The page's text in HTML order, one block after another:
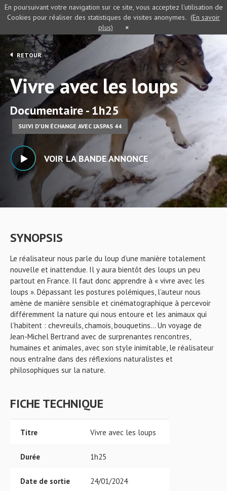
RETOUR
Vivre avec les loups
Documentaire - 1h25
SUIVI D'UN ÉCHANGE AVEC L'ASPAS 44
VOIR LA BANDE ANNONCE
SYNOPSIS
Le réalisateur nous parle du loup d’une manière totalement
nouvelle et inattendue. Il y aura bientôt des loups un peu
partout en France. Il faut donc apprendre à « vivre avec les
loups ». Dépassant les postures polémiques, l’auteur nous
amène de manière sensible et cinématographique à percevoir
différemment la nature qui nous entoure et les animaux qui
l’habitent : chevreuils, chamois, bouquetins… Un voyage de
Jean-Michel Bertrand avec de surprenantes rencontres,
humaines et animales, avec son style inimitable, le réalisateur
nous entraîne dans des réflexions naturalistes et
philosophiques sur la nature.
FICHE TECHNIQUE
Titre Vivre avec les loups
Durée 1h25
Date de sortie 24/01/2024
En poursuivant votre navigation sur ce site, vous acceptez l’utilisation de
Cookies pour réaliser des statistiques de visites anonymes. (En savoir
plus)
×